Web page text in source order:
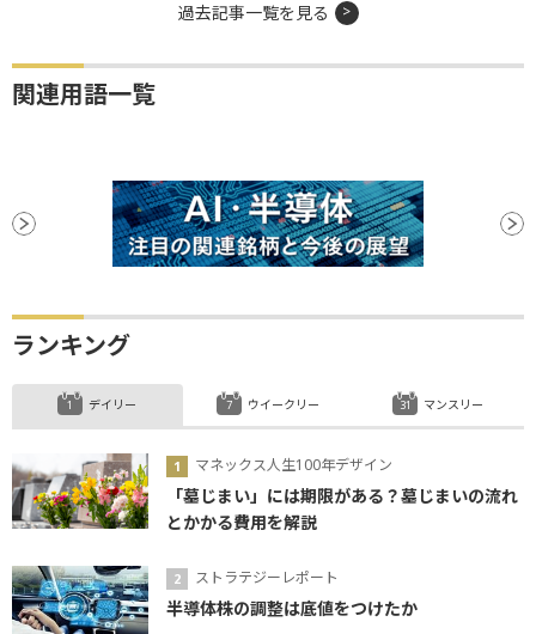
過去記事一覧を見る
関連用語一覧
ランキング
デイリー
マネックス人生100年デザイン
「墓じまい」には期限がある？墓じまいの流れ
とかかる費用を解説
ストラテジーレポート
半導体株の調整は底値をつけたか
ウイークリー マンスリー